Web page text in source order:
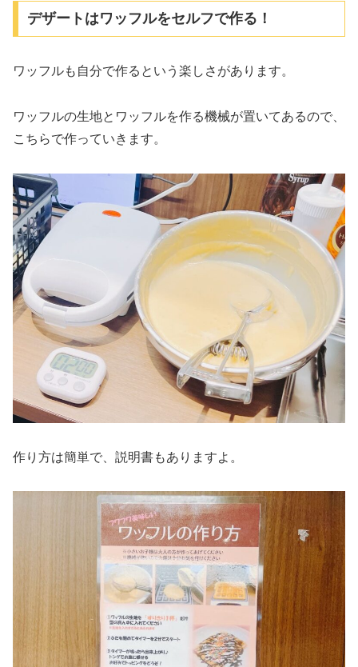
デザートはワッフルをセルフで作る！
ワッフルも自分で作るという楽しさがあります。
ワッフルの生地とワッフルを作る機械が置いてあるので、
こちらで作っていきます。
作り方は簡単で、説明書もありますよ。